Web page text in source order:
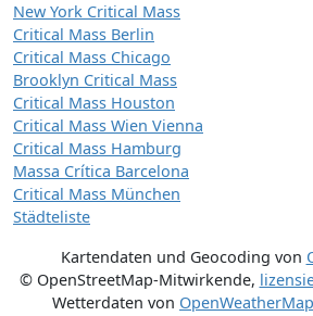
New York Critical Mass
Critical Mass Berlin
Critical Mass Chicago
Brooklyn Critical Mass
Critical Mass Houston
Critical Mass Wien Vienna
Critical Mass Hamburg
Massa Crítica Barcelona
Critical Mass München
Städteliste
Kartendaten und Geocoding von
© OpenStreetMap-Mitwirkende,
Wetterdaten von OpenWeatherMap